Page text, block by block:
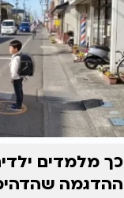
כך מלמדים
ההדגמה